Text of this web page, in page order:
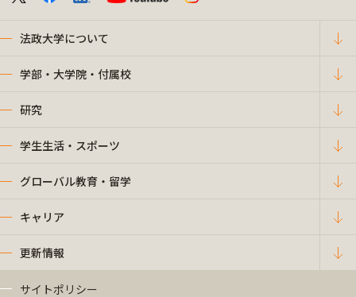
法政大学について
学部・大学院・付属校
研究
学生生活・スポーツ
グローバル教育・留学
キャリア
更新情報
サイトポリシー